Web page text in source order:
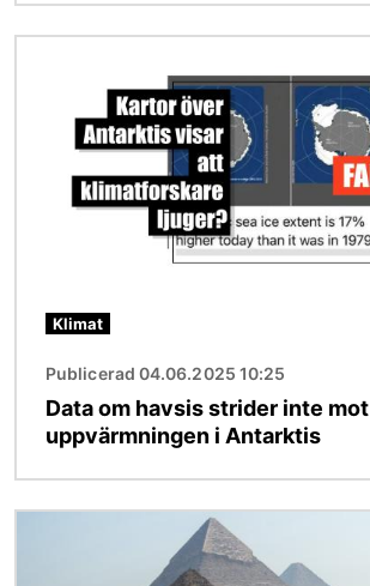
Klimat
Publicerad 04.06.2025 10:25
Data om havsis strider inte mot
uppvärmningen i Antarktis